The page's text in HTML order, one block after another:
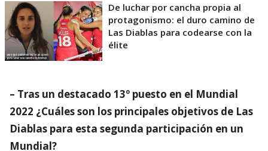
De luchar por cancha propia al
protagonismo: el duro camino de
Las Diablas para codearse con la
élite
– Tras un destacado 13º puesto en el Mundial
2022 ¿Cuáles son los principales objetivos de Las
Diablas para esta segunda participación en un
Mundial?